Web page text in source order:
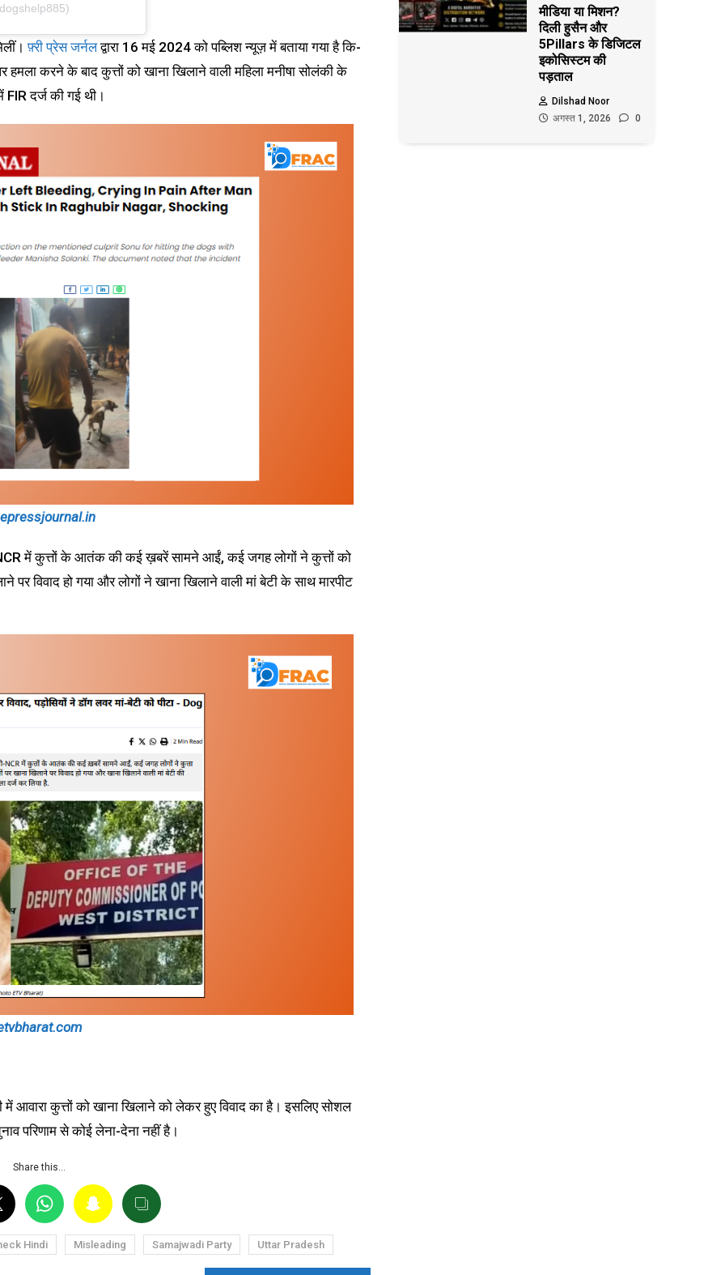
फ़्री प्रेस जर्नलद्वारा 16 मई 2024 को पब्लिश न्यूज़ में बताया गया है कि-
करने के बाद कुत्तों को खाना खिलाने वाली महिला मनीषा सोलंकी के
दर्ज की गई थी।
में कुत्तों के आतंक की कई ख़बरें सामने आईं, कई जगह लोगों ने कुत्तों को
पर विवाद हो गया और लोगों ने खाना खिलाने वाली मां बेटी के साथ मारपीट
आवारा कुत्तों को खाना खिलाने को लेकर हुए विवाद का है। इसलिए सोशल
परिणाम से कोई लेना-देना नहीं है।
Share this…
Hindi Misleading Samajwadi Party Uttar Pradesh
मीडिया या मिशन?
दिली हुसैन और
5Pillars के डिजिटल
इकोसिस्टम की
पड़ताल
Dilshad Noor
अगस्त 1, 2026
0